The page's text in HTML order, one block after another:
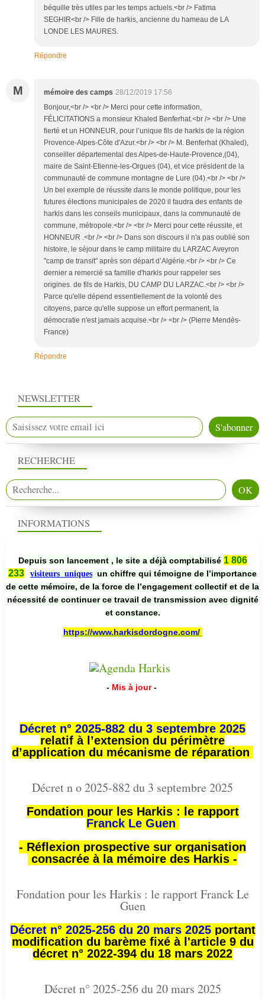
béquille très utiles par les temps actuels.<br /> Fatima
SEGHIR<br /> Fille de harkis, ancienne du hameau de LA
LONDE LES MAURES.
Répondre
M mémoire des camps 28/12/2019 17:56
Bonjour,<br /> <br /> Merci pour cette information,
FÉLICITATIONS a monsieur Khaled Benferhat.<br /> <br /> Une
fierté et un HONNEUR, pour l’unique fils de harkis de la région
Provence-Alpes-Côte d'Azur.<br /> <br /> M. Benferhat (Khaled),
conseiller départemental des Alpes-de-Haute-Provence,(04),
maire de Saint-Etienne-les-Orgues (04), et vice président de la
communauté de commune montagne de Lure (04).<br /> <br />
Un bel exemple de réussite dans le monde politique, pour les
futures élections municipales de 2020 il faudra des enfants de
harkis dans les conseils municipaux, dans la communauté de
commune, métropole.<br /> <br /> Merci pour cette réussite, et
HONNEUR .<br /> <br /> Dans son discours il n'a pas oublié son
histoire, le séjour dans le camp militaire du LARZAC Aveyron
"camp de transit" après son départ d’Algérie.<br /> <br /> Ce
dernier a remercié sa famille d'harkis pour rappeler ses
origines. de fils de Harkis, DU CAMP DU LARZAC.<br /> <br />
Parce qu'elle dépend essentiellement de la volonté des
citoyens, parce qu'elle suppose un effort permanent, la
démocratie n'est jamais acquise.<br /> <br /> (Pierre Mendès-
France)
Répondre
NEWSLETTER
RECHERCHE
INFORMATIONS
Depuis son lancement , le site a déjà comptabilisé 1 806
233
visiteurs uniques un chiffre qui témoigne de l’importance
de cette mémoire, de la force de l’engagement collectif et de la
nécessité de continuer ce travail de transmission avec dignité
et constance.
https://www.harkisdordogne.com/
- Mis à jour -
Décret n° 2025-882 du 3 septembre 2025
relatif à l’extension du périmètre
d’application du mécanisme de réparation
Décret n o 2025-882 du 3 septembre 2025
Fondation pour les Harkis : le rapport
Franck Le Guen
- Réflexion prospective sur organisation
consacrée à la mémoire des Harkis -
Fondation pour les Harkis : le rapport Franck Le
Guen
Décret n° 2025-256 du 20 mars 2025portant
modification du barème fixé à l'article 9 du
décret n° 2022-394 du 18 mars 2022
Décret n° 2025-256 du 20 mars 2025